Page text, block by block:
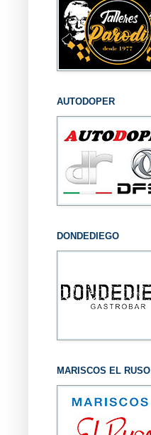
AUTODOPER
DONDEDIEGO
MARISCOS EL RUSO